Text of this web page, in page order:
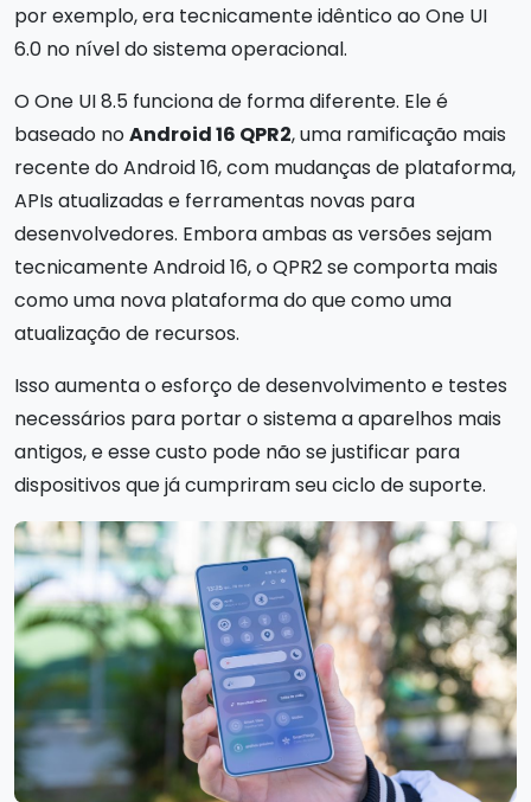
por exemplo, era tecnicamente idêntico ao One UI
6.0 no nível do sistema operacional.
O One UI 8.5 funciona de forma diferente. Ele é
baseado noAndroid 16 QPR2, uma ramificação mais
recente do Android 16, com mudanças de plataforma,
APIs atualizadas e ferramentas novas para
desenvolvedores. Embora ambas as versões sejam
tecnicamente Android 16, o QPR2 se comporta mais
como uma nova plataforma do que como uma
atualização de recursos.
Isso aumenta o esforço de desenvolvimento e testes
necessários para portar o sistema a aparelhos mais
antigos, e esse custo pode não se justificar para
dispositivos que já cumpriram seu ciclo de suporte.